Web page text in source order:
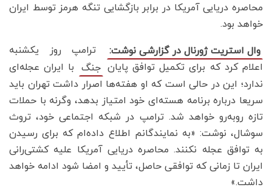
محاصره دریایی آمریکا در برابر بازگشایی تنگه هرمز توسط ایران
خواهد بود.
وال استریت ژورنال در گزارشی نوشت:
ترامپ روز یکشنبه
اعلام کرد که برای تکمیل توافق پایان جنگ با ایران عجله‌ای
ندارد؛ این در حالی است که او هفته‌ها اصرار داشت تهران باید
سریعا درباره برنامه هسته‌ای خود امتیاز بدهد، وگرنه با حملات
تازه روبه‌رو خواهد شد. ترامپ در شبکه اجتماعی خود، تروث
سوشال، نوشت: «به نمایندگانم اطلاع داده‌ام که برای رسیدن
به توافق عجله نکنند. محاصره دریایی آمریکا علیه کشتی‌رانی
ایران تا زمانی که توافقی حاصل، تأیید و امضا شود ادامه خواهد
داشت.»